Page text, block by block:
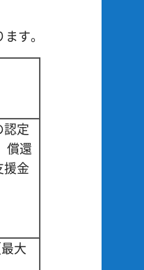
す。
定
償還
金
大